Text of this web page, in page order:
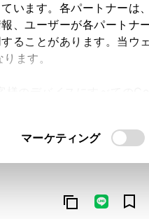
います。各パートナーは
、ユーザーが各パートナ
ることがあります。当ウ
ます。
マーケティング
見積り